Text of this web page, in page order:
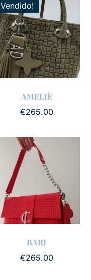
AMELIÈ
€265.00
BARI
€265.00